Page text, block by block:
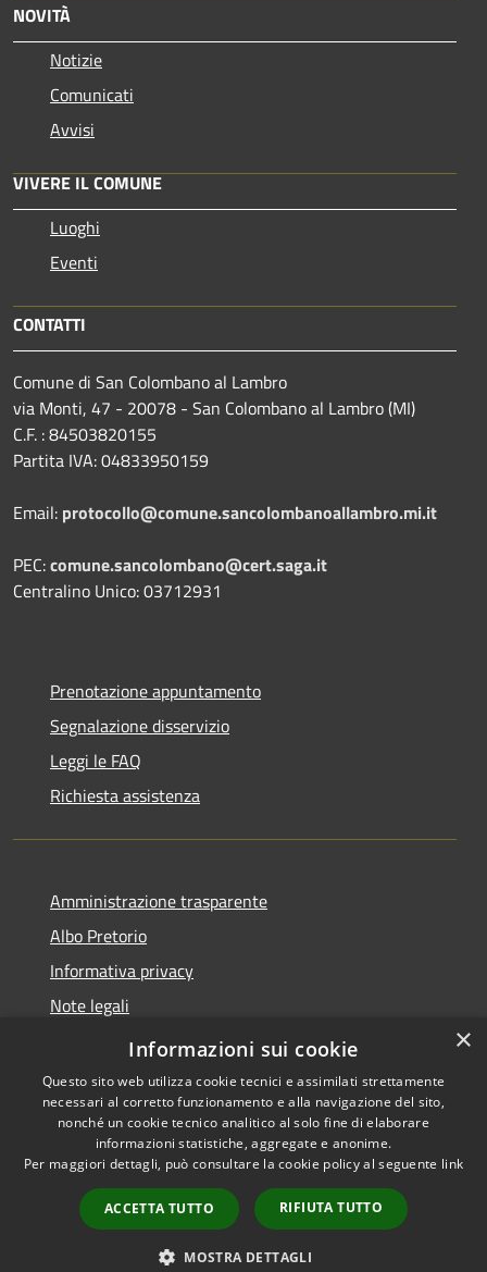
NOVITÀ
Notizie
Comunicati
Avvisi
VIVERE IL COMUNE
Luoghi
Eventi
CONTATTI
Comune di San Colombano al Lambro
via Monti, 47 - 20078 - San Colombano al Lambro (MI)
C.F. : 84503820155
Partita IVA: 04833950159
Email: protocollo@comune.sancolombanoallambro.mi.it
PEC:comune.sancolombano@cert.saga.it
Centralino Unico: 03712931
Prenotazione appuntamento
Segnalazione disservizio
Leggi le FAQ
Richiesta assistenza
Amministrazione trasparente
Albo Pretorio
Informativa privacy
Note legali
Dichiarazione di accessibilità
Accessibilità
Copyright © 2026 • Comune di
San Colombano al Lambro •
Powered byMunicipium
Accesso redazione
×
Informazioni sui cookie
Questo sito web utilizza cookie tecnici e assimilati strettamente
necessari al corretto funzionamento e alla navigazione del sito,
nonché un cookie tecnico analitico al solo fine di elaborare
informazioni statistiche, aggregate e anonime.
Per maggiori dettagli, può consultare la cookie policy al seguente link
ACCETTA TUTTO RIFIUTA TUTTO
MOSTRA DETTAGLI